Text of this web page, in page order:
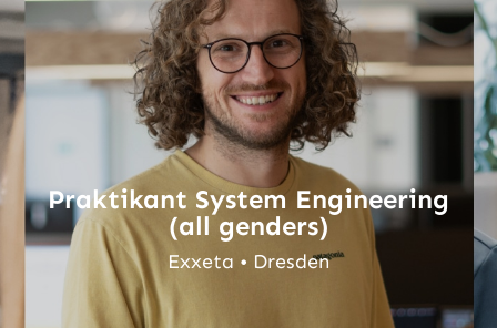
Praktikant System Engineering
(all genders)
Exxeta • Dresden